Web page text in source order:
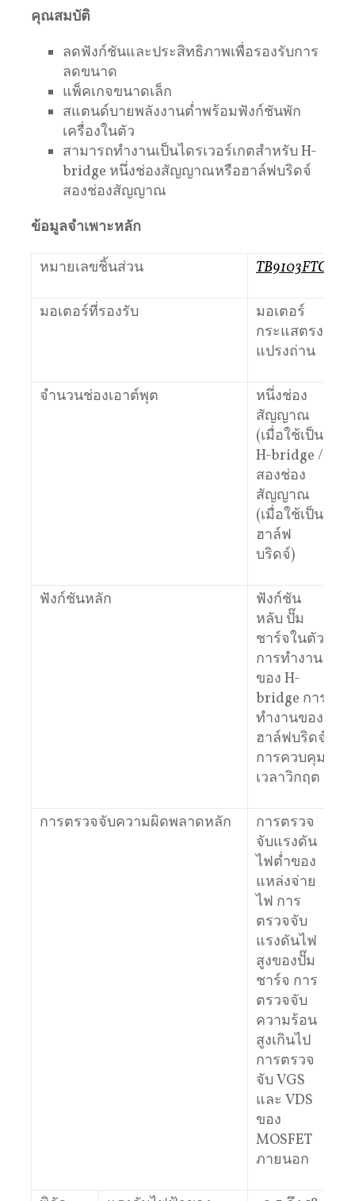
คุณสมบัติ
ลดฟังก์ชันและประสิทธิภาพเพื่อรองรับการ
ลดขนาด
แพ็คเกจขนาดเล็ก
สแตนด์บายพลังงานต่ำพร้อมฟังก์ชันพัก
เครื่องในตัว
สามารถทํางานเป็นไดรเวอร์เกตสําหรับ H-
bridge หนึ่งช่องสัญญาณหรือฮาล์ฟบริดจ์
สองช่องสัญญาณ
ข้อมูลจําเพาะหลัก
หมายเลขชิ้นส่วน TB9103FTG
มอเตอร์ที่รองรับ
มอเตอร์
กระแสตรง
แปรงถ่าน
จํานวนช่องเอาต์พุต
หนึ่งช่อง
สัญญาณ
(เมื่อใช้เป็น
H-bridge /
สองช่อง
สัญญาณ
(เมื่อใช้เป็น
ฮาล์ฟ
บริดจ์)
ฟังก์ชันหลัก
ฟังก์ชัน
หลับ ปั๊ม
ชาร์จในตัว
การทํางาน
ของ H-
bridge การ
ทํางานของ
ฮาล์ฟบริดจ์
การควบคุม
เวลาวิกฤต
การตรวจจับความผิดพลาดหลัก
การตรวจ
จับแรงดัน
ไฟต่ำของ
แหล่งจ่าย
ไฟ การ
ตรวจจับ
แรงดันไฟ
สูงของปั๊ม
ชาร์จ การ
ตรวจจับ
ความร้อน
สูงเกินไป
การตรวจ
จับ VGS
และ VDS
ของ
MOSFET
ภายนอก